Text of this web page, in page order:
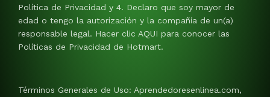
Política de Privacidad y 4. Declaro que soy mayor de
edad o tengo la autorización y la compañía de un(a)
responsable legal. Hacer clic AQUI para conocer las
Políticas de Privacidad de Hotmart.
Términos Generales de Uso: Aprendedoresenlinea.com,